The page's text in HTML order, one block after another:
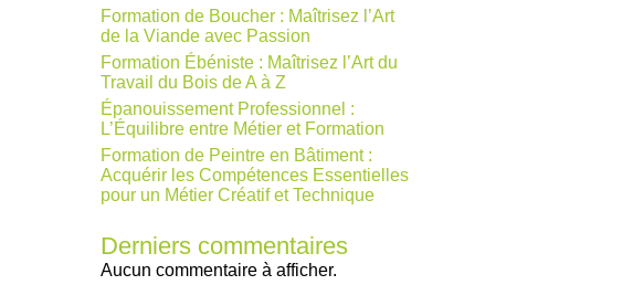
Formation de Boucher : Maîtrisez l’Art
de la Viande avec Passion
Formation Ébéniste : Maîtrisez l’Art du
Travail du Bois de A à Z
Épanouissement Professionnel :
L’Équilibre entre Métier et Formation
Formation de Peintre en Bâtiment :
Acquérir les Compétences Essentielles
pour un Métier Créatif et Technique
Derniers commentaires
Aucun commentaire à afficher.